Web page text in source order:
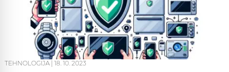
TEHNOLOGIJA 18. 10. 2023